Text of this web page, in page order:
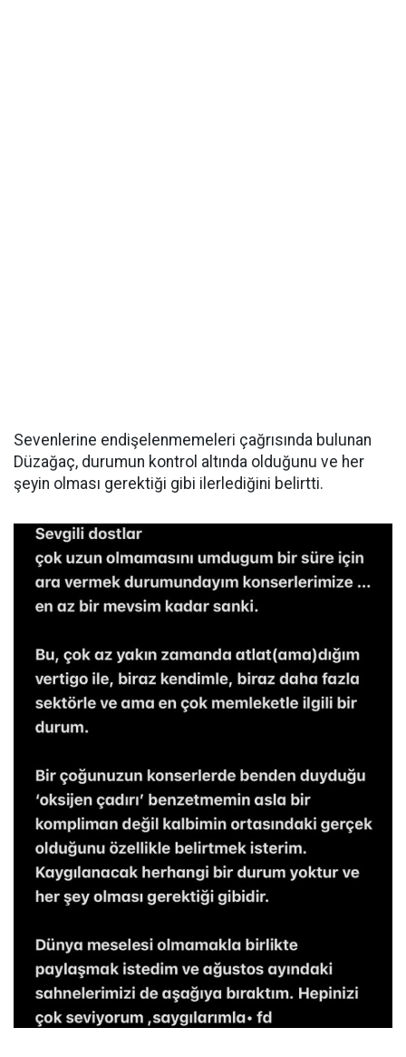
Sevenlerine endişelenmemeleri çağrısında bulunan
Düzağaç, durumun kontrol altında olduğunu ve her
şeyin olması gerektiği gibi ilerlediğini belirtti.